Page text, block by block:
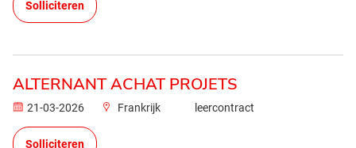
Solliciteren
ALTERNANT ACHAT PROJETS
21-03-2026 Frankrijk leercontract
Solliciteren